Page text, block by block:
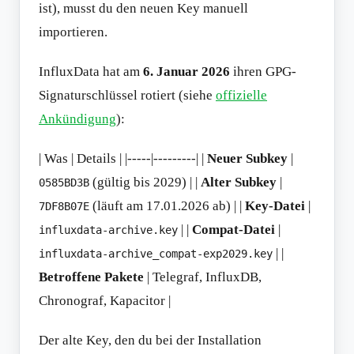
ist), musst du den neuen Key manuell
importieren.
InfluxData hat am 6. Januar 2026 ihren GPG-
Signaturschlüssel rotiert (siehe offizielle
Ankündigung):
| Was | Details | |-----|---------| | Neuer Subkey
0585BD3B (gültig bis 2029) | | Alter Subkey
7DF8B07E (läuft am 17.01.2026 ab) | | Key-Datei
influxdata-archive.key Compat-Datei
influxdata-archive_compat-exp2029.key
Betroffene Pakete | Telegraf, InfluxDB,
Chronograf, Kapacitor |
Der alte Key, den du bei der Installation